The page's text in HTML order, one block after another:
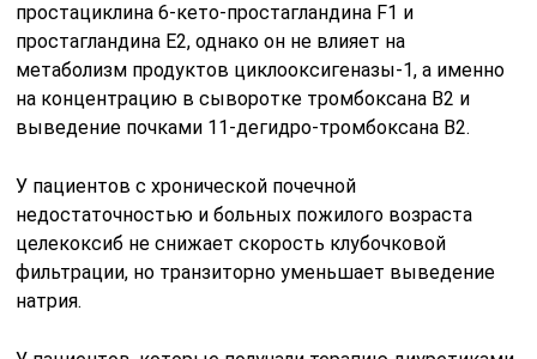
простациклина 6-кето-простагландина F1 и
простагландина E2, однако он не влияет на
метаболизм продуктов циклооксигеназы-1, а именно
на концентрацию в сыворотке тромбоксана B2 и
выведение почками 11-дегидро-тромбоксана B2.
У пациентов с хронической почечной
недостаточностью и больных пожилого возраста
целекоксиб не снижает скорость клубочковой
фильтрации, но транзиторно уменьшает выведение
натрия.